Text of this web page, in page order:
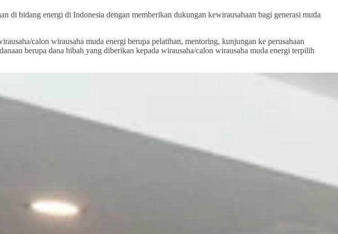
bidang energi di Indonesia dengan memberikan dukungan kewirausahaan bagi generasi muda
calon wirausaha muda energi berupa pelatihan, mentoring, kunjungan ke perusahaan
berupa dana hibah yang diberikan kepada wirausaha/calon wirausaha muda energi terpilih